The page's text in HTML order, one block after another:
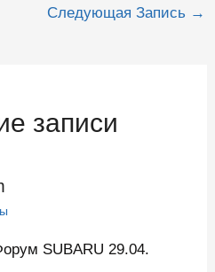
Следующая Запись →
записи
SUBARU 29.04.